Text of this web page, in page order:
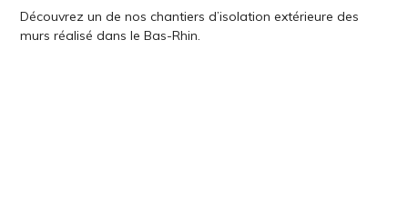
Découvrez un de nos chantiers d’isolation extérieure des
murs réalisé dans le Bas-Rhin.